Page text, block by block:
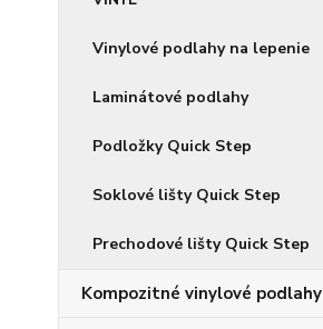
Vinylové podlahy na lepenie
Laminátové podlahy
Podložky Quick Step
Soklové lišty Quick Step
Prechodové lišty Quick Step
Kompozitné vinylové podlahy